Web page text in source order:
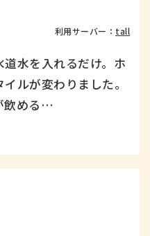
利用サーバー： tall
水を入れるだけ。ホ
ルが変わりました。
飲める…